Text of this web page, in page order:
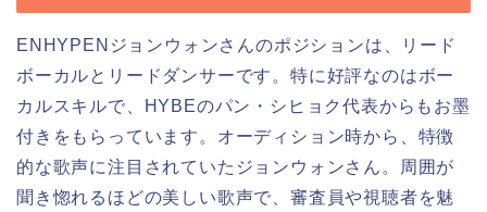
ENHYPENジョンウォンさんのポジションは、リード
ボーカルとリードダンサーです。特に好評なのはボー
カルスキルで、HYBEのパン・シヒョク代表からもお墨
付きをもらっています。オーディション時から、特徴
的な歌声に注目されていたジョンウォンさん。周囲が
聞き惚れるほどの美しい歌声で、審査員や視聴者を魅